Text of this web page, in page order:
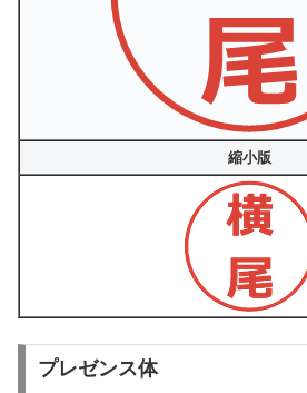
縮小版
プレゼンス体